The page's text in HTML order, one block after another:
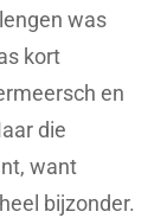
was
kort
en
die
want
bijzonder.